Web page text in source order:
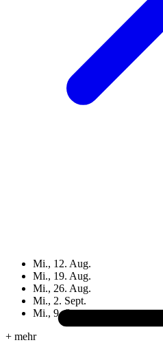
Mi., 12. Aug.
Mi., 19. Aug.
Mi., 26. Aug.
Mi., 2. Sept.
Mi., 9. Sept.
+ mehr